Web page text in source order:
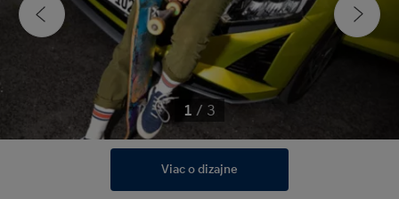
1 / 3
Viac o dizajne